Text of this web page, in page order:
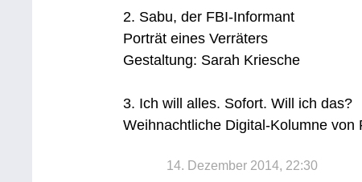
2. Sabu, der FBI-Informant
Porträt eines Verräters
Gestaltung: Sarah Kriesche
3. Ich will alles. Sofort. Will ich das?
Weihnachtliche Digital-Kolumne von
14. Dezember 2014, 22:30